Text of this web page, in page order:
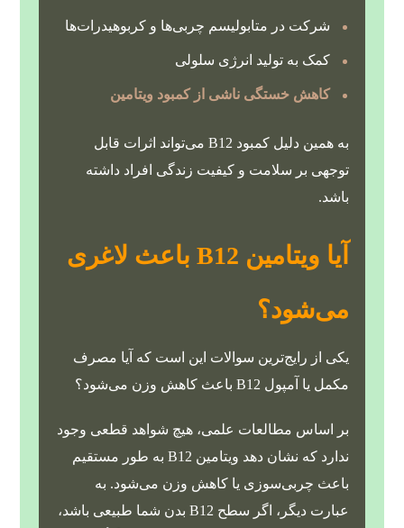
شرکت در متابولیسم چربی‌ها و کربوهیدرات‌ها
کمک به تولید انرژی سلولی
کاهش خستگی ناشی از کمبود ویتامین
به همین دلیل کمبود B12 می‌تواند اثرات قابل
توجهی بر سلامت و کیفیت زندگی افراد داشته
باشد.
آیا ویتامین B12 باعث لاغری
می‌شود؟
یکی از رایج‌ترین سوالات این است که آیا مصرف
مکمل یا آمپول B12 باعث کاهش وزن می‌شود؟
بر اساس مطالعات علمی، هیچ شواهد قطعی وجود
ندارد که نشان دهد ویتامین B12 به طور مستقیم
باعث چربی‌سوزی یا کاهش وزن می‌شود. به
عبارت دیگر، اگر سطح B12 بدن شما طبیعی باشد،